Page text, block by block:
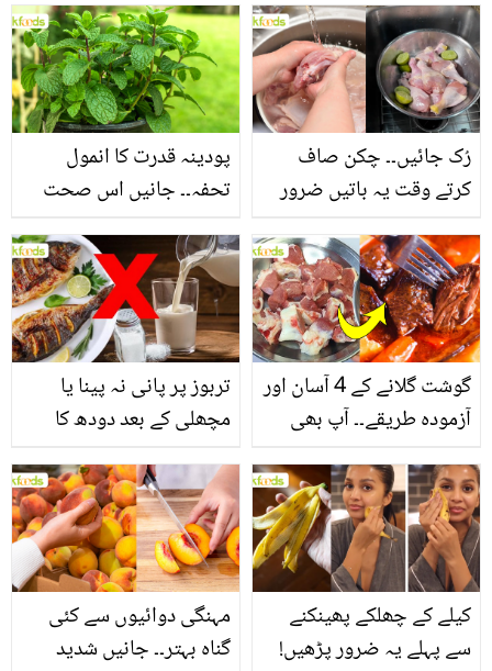
منرلز اور اینٹی آکسیڈنٹس
سے بھرپور اس سبزی کے
فائدے
بنانے کے چند قدرتی طریقے
پودینہ قدرت کا انمول
تحفہ۔۔ جانیں اس صحت
انگیز طبی فوائد
رُک جائیں۔۔ چکن صاف
کرتے وقت یہ باتیں ضرور
تربوز پر پانی نہ پینا یا
مچھلی کے بعد دودھ کا
سے متعلق غلط فہمیوں کی
حقیقت کیا ہے اور افواہ
کیا؟
گوشت گلانے کے 4 آسان اور
آزمودہ طریقے۔۔ آپ بھی
بتائے راز
مہنگی دوائیوں سے کئی
گناہ بہتر۔۔ جانیں شدید
کیلے کے چھلکے پھینکنے
سے پہلے یہ ضرور پڑھیں!